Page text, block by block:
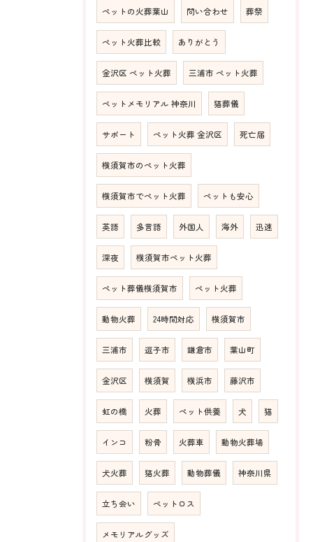
ペットの火葬葉山 問い合わせ 葬祭
ペット火葬比較 ありがとう
金沢区 ペット火葬 三浦市 ペット火葬
ペットメモリアル 神奈川 猫葬儀
サポート ペット火葬 金沢区 死亡届
横須賀市のペット火葬
横須賀市でペット火葬 ペットも安心
英語 多言語 外国人 海外 迅速
深夜 横須賀市ペット火葬
ペット葬儀横須賀市 ペット火葬
動物火葬 24時間対応 横須賀市
三浦市 逗子市 鎌倉市 葉山町
金沢区 横須賀 横浜市 藤沢市
虹の橋 火葬 ペット供養 犬 猫
インコ 粉骨 火葬車 動物火葬場
犬火葬 猫火葬 動物葬儀 神奈川県
立ち会い ペットロス
メモリアルグッズ